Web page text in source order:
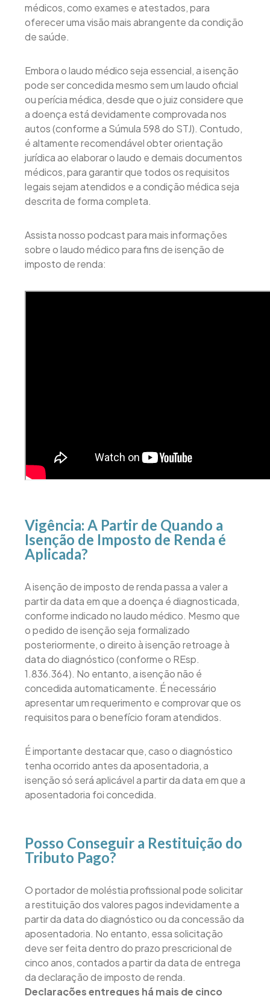
médicos, como exames e atestados, para
oferecer uma visão mais abrangente da condição
de saúde.
Embora o laudo médico seja essencial, a isenção
pode ser concedida mesmo sem um laudo oficial
ou perícia médica, desde que o juiz considere que
a doença está devidamente comprovada nos
autos (conforme a Súmula 598 do STJ). Contudo,
é altamente recomendável obter orientação
jurídica ao elaborar o laudo e demais documentos
médicos, para garantir que todos os requisitos
legais sejam atendidos e a condição médica seja
descrita de forma completa.
Assista nosso podcast para mais informações
sobre o laudo médico para fins de isenção de
imposto de renda:
Vigência: A Partir de Quando a
Isenção de Imposto de Renda é
Aplicada?
A isenção de imposto de renda passa a valer a
partir da data em que a doença é diagnosticada,
conforme indicado no laudo médico. Mesmo que
o pedido de isenção seja formalizado
posteriormente, o direito à isenção retroage à
data do diagnóstico (conforme o REsp.
1.836.364). No entanto, a isenção não é
concedida automaticamente. É necessário
apresentar um requerimento e comprovar que os
requisitos para o benefício foram atendidos.
É importante destacar que, caso o diagnóstico
tenha ocorrido antes da aposentadoria, a
isenção só será aplicável a partir da data em que a
aposentadoria foi concedida.
Posso Conseguir a Restituição do
Tributo Pago?
O portador de moléstia profissional pode solicitar
a restituição dos valores pagos indevidamente a
partir da data do diagnóstico ou da concessão da
aposentadoria. No entanto, essa solicitação
deve ser feita dentro do prazo prescricional de
cinco anos, contados a partir da data de entrega
da declaração de imposto de renda.
Declarações entregues há mais de cinco